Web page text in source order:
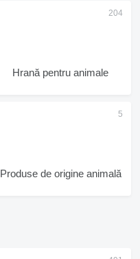
Hrană pentru animale
Produse de origine animală